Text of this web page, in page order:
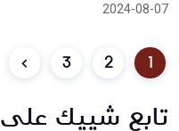
2024-08-07
1
2
3
تابع شييك على